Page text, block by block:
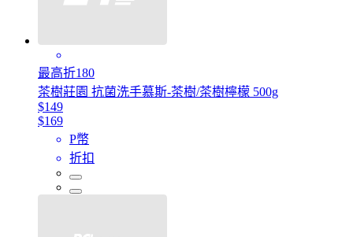
最高折180
茶樹莊園 抗菌洗手慕斯-茶樹/茶樹檸檬 500g
$149
$169
P幣
折扣